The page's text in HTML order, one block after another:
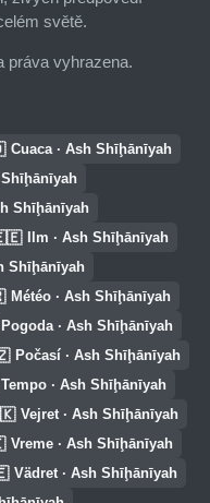
světě.
práva vyhrazena.
Cuaca · Ash Shīḩānīyah
Shīḩānīyah
Ilm · Ash Shīḩānīyah
Shīḩānīyah
Météo · Ash Shīḩānīyah
Pogoda · Ash Shīḩānīyah
Počasí · Ash Shīḩānīyah
Tempo · Ash Shīḩānīyah
Vejret · Ash Shīḩānīyah
Vreme · Ash Shīḩānīyah
Vädret · Ash Shīḩānīyah